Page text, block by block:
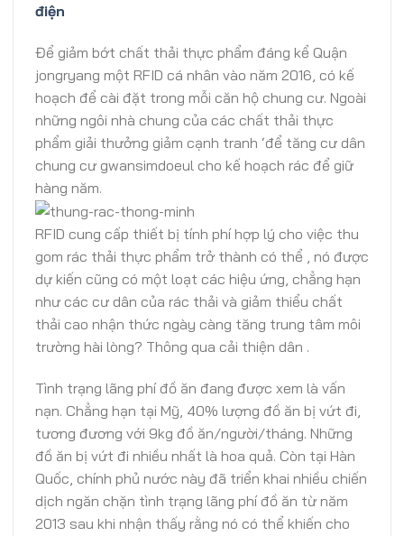
điện
Để giảm bớt chất thải thực phẩm đáng kể Quận
jongryang một RFID cá nhân vào năm 2016, có kế
hoạch để cài đặt trong mỗi căn hộ chung cư. Ngoài
những ngôi nhà chung của các chất thải thực
phẩm giải thưởng giảm cạnh tranh ‘để tăng cư dân
chung cư gwansimdoeul cho kế hoạch rác để giữ
hàng năm.
RFID cung cấp thiết bị tính phí hợp lý cho việc thu
gom rác thải thực phẩm trở thành có thể , nó được
dự kiến cũng có một loạt các hiệu ứng, chẳng hạn
như các cư dân của rác thải và giảm thiểu chất
thải cao nhận thức ngày càng tăng trung tâm môi
trường hài lòng? Thông qua cải thiện dân .
Tình trạng lãng phí đồ ăn đang được xem là vấn
nạn. Chẳng hạn tại Mỹ, 40% lượng đồ ăn bị vứt đi,
tương đương với 9kg đồ ăn/người/tháng. Những
đồ ăn bị vứt đi nhiều nhất là hoa quả. Còn tại Hàn
Quốc, chính phủ nước này đã triển khai nhiều chiến
dịch ngăn chặn tình trạng lãng phí đồ ăn từ năm
2013 sau khi nhận thấy rằng nó có thể khiến cho